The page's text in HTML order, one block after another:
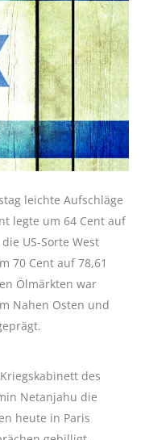
leichte Aufschläge
legte um 64 Cent auf
US-Sorte West
70 Cent auf 78,61
Ölmärkten war
Nahen Osten und
des
Netanjahu die
heute in Paris